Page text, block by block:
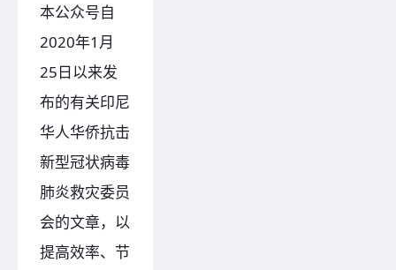
本公众号自
2020年1月
25日以来发
布的有关印尼
华人华侨抗击
新型冠状病毒
肺炎救灾委员
会的文章，以
提高效率、节